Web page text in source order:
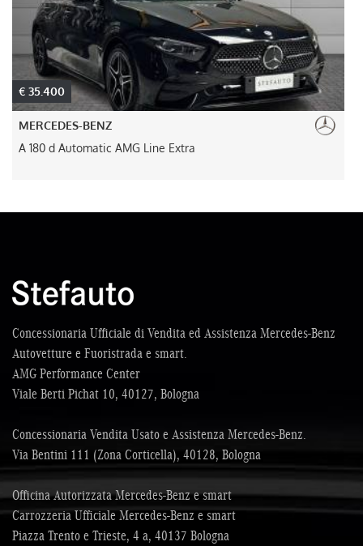
€ 45.000
MERCEDES-BENZ
GLB 200 Automatic Advanced Plus
Concessionaria Ufficiale di Vendita ed Assistenza Mercedes-Benz
Autovetture e Fuoristrada e smart.
AMG Performance Center
Viale Berti Pichat 10, 40127, Bologna
Concessionaria Vendita Usato e Assistenza Mercedes-Benz.
Via Bentini 111 (Zona Corticella), 40128, Bologna
Officina Autorizzata Mercedes-Benz e smart
Carrozzeria Ufficiale Mercedes-Benz e smart
Piazza Trento e Trieste, 4 a, 40137 Bologna